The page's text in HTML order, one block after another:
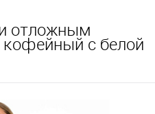
отложным
кофейный с белой